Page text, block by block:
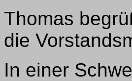
Thomas
die
In einer